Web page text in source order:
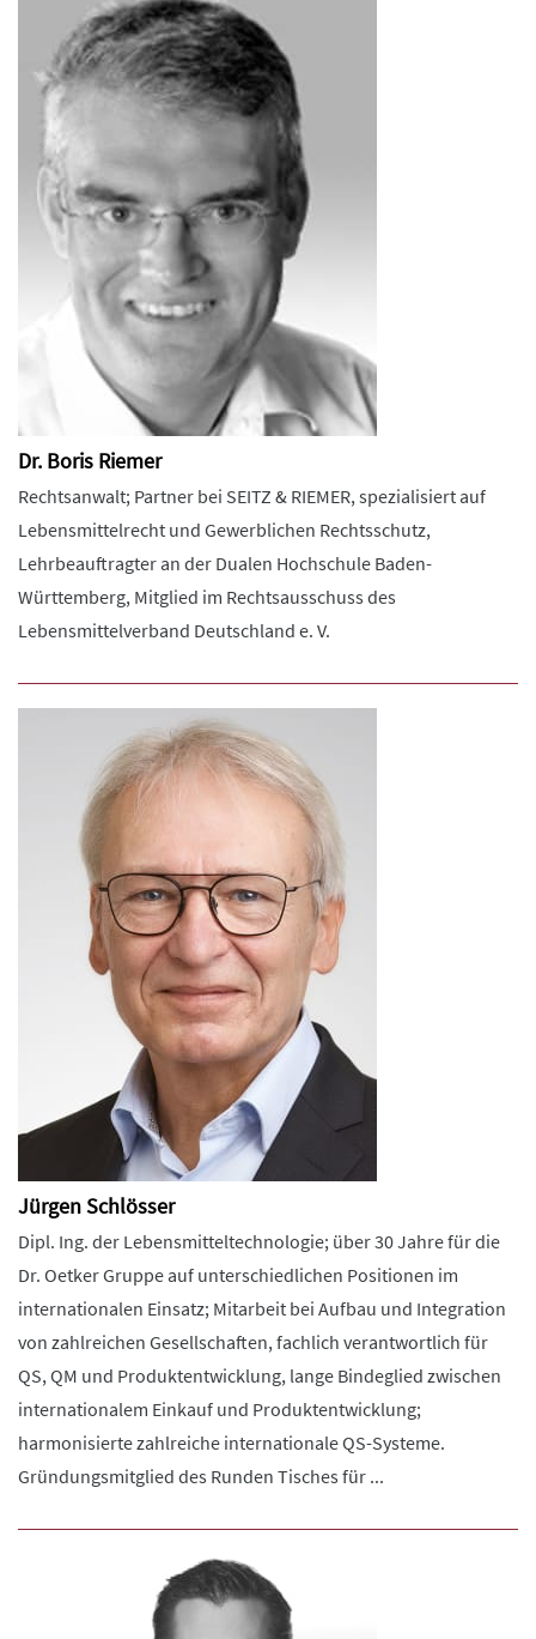
Dr. Boris Riemer
Rechtsanwalt; Partner bei SEITZ & RIEMER, spezialisiert auf
Lebensmittelrecht und Gewerblichen Rechtsschutz,
Lehrbeauftragter an der Dualen Hochschule Baden-
Württemberg, Mitglied im Rechtsausschuss des
Lebensmittelverband Deutschland e. V.
Jürgen Schlösser
Dipl. Ing. der Lebensmitteltechnologie; über 30 Jahre für die
Dr. Oetker Gruppe auf unterschiedlichen Positionen im
internationalen Einsatz; Mitarbeit bei Aufbau und Integration
von zahlreichen Gesellschaften, fachlich verantwortlich für
QS, QM und Produktentwicklung, lange Bindeglied zwischen
internationalem Einkauf und Produktentwicklung;
harmonisierte zahlreiche internationale QS-Systeme.
Gründungsmitglied des Runden Tisches für ...